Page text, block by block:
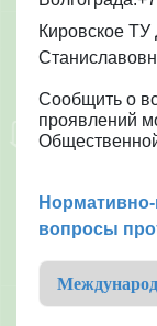
Кировское
Сообщить о
проявлений
вопросы